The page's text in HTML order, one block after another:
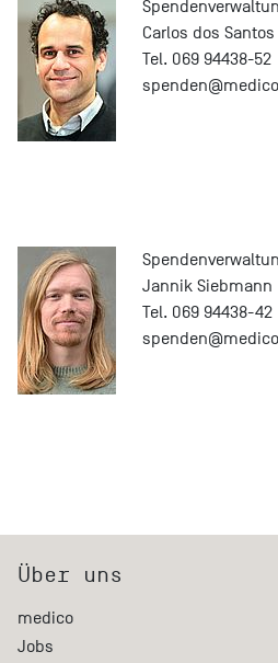
Carlos dos Santos
Tel. 069 94438-52
Jannik Siebmann
Tel. 069 94438-42
Über uns
medico
Jobs